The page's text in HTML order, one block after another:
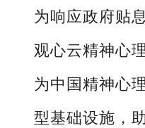
为响应政府贴
观心云精神心
为中国精神心
型基础设施，